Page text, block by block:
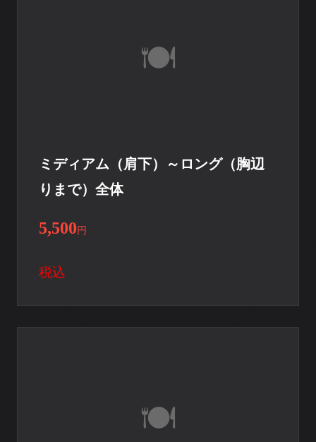
ミディアム（肩下）～ロング（胸辺
りまで）全体
5,500 円
税込